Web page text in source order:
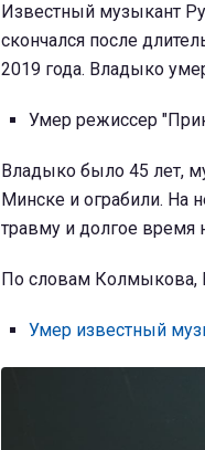
Известный музыкант
скончался после
2019 года. Владыко
Умер режиссер
Владыко было 45 лет,
Минске и ограбили. На
травму и долгое время
По словам Колмыкова,
Умер известный